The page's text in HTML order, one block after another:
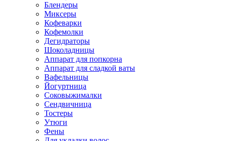
Блендеры
Миксеры
Кофеварки
Кофемолки
Дегидраторы
Шоколадницы
Аппарат для попкорна
Аппарат для сладкой ваты
Вафельницы
Йогуртница
Соковыжималки
Сендвичница
Тостеры
Утюги
Фены